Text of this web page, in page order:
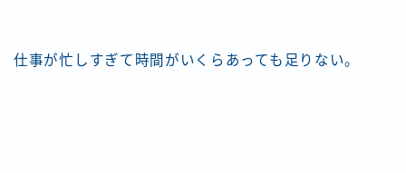
仕事が忙しすぎて時間がいくらあっても足りない。